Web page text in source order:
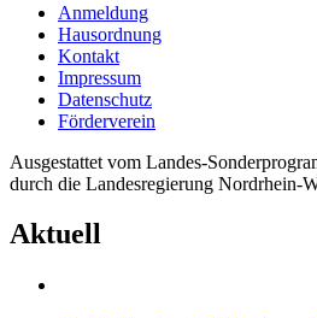
Anmeldung
Hausordnung
Kontakt
Impressum
Datenschutz
Förderverein
Ausgestattet vom Landes-
durch die Landesregierung Nordrhein-
Aktuell